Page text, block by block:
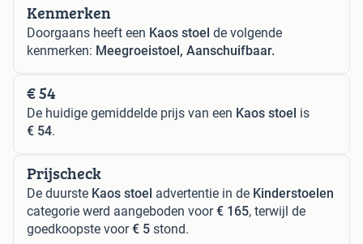
Kenmerken
Doorgaans heeft een Kaos stoel de volgende
kenmerken: Meegroeistoel, Aanschuifbaar.
€ 54
De huidige gemiddelde prijs van een Kaos stoel is
€ 54.
Prijscheck
De duurste Kaos stoel advertentie in de Kinderstoelen
categorie werd aangeboden voor€ 165, terwijl de
goedkoopste voor€ 5 stond.